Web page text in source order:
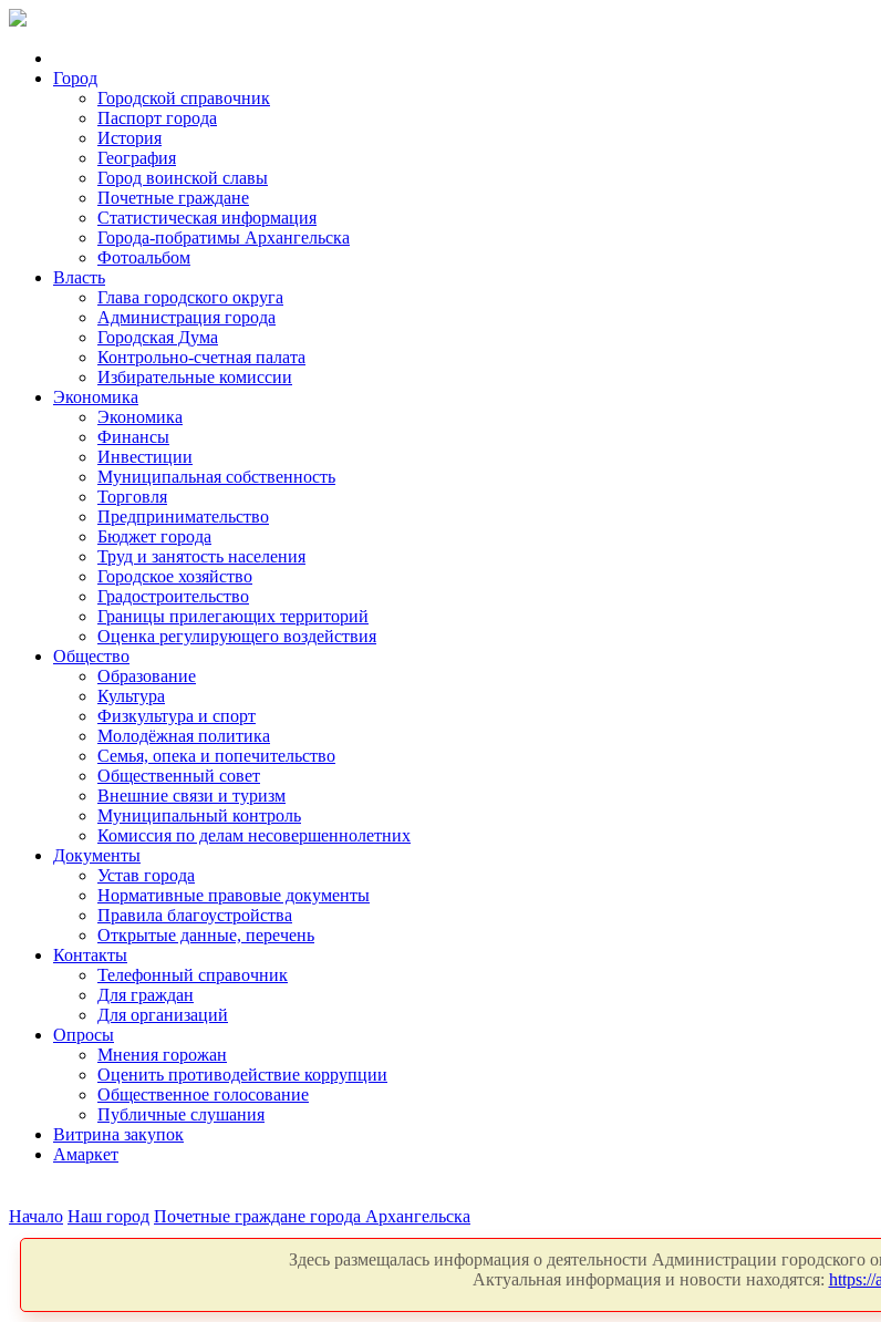
Город
Городской справочник
Паспорт города
История
География
Город воинской славы
Почетные граждане
Статистическая информация
Города-побратимы Архангельска
Фотоальбом
Власть
Глава городского округа
Администрация города
Городская Дума
Контрольно-счетная палата
Избирательные комиссии
Экономика
Экономика
Финансы
Инвестиции
Муниципальная собственность
Торговля
Предпринимательство
Бюджет города
Труд и занятость населения
Городское хозяйство
Градостроительство
Границы прилегающих территорий
Оценка регулирующего воздействия
Общество
Образование
Культура
Физкультура и спорт
Молодёжная политика
Семья, опека и попечительство
Общественный совет
Внешние связи и туризм
Муниципальный контроль
Комиссия по делам несовершеннолетних
Документы
Устав города
Нормативные правовые документы
Правила благоустройства
Открытые данные, перечень
Контакты
Телефонный справочник
Для граждан
Для организаций
Опросы
Мнения горожан
Оценить противодействие коррупции
Общественное голосование
Публичные слушания
Витрина закупок
Амаркет
Начало Наш город Почетные граждане города Архангельска
Здесь размещалась информация о деятельности Администрации городского
Актуальная информация и новости находятся: https://